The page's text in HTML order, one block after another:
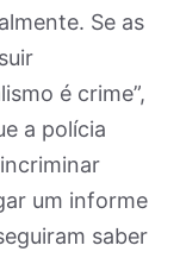
Se as
é crime”,
a polícia
um informe
saber